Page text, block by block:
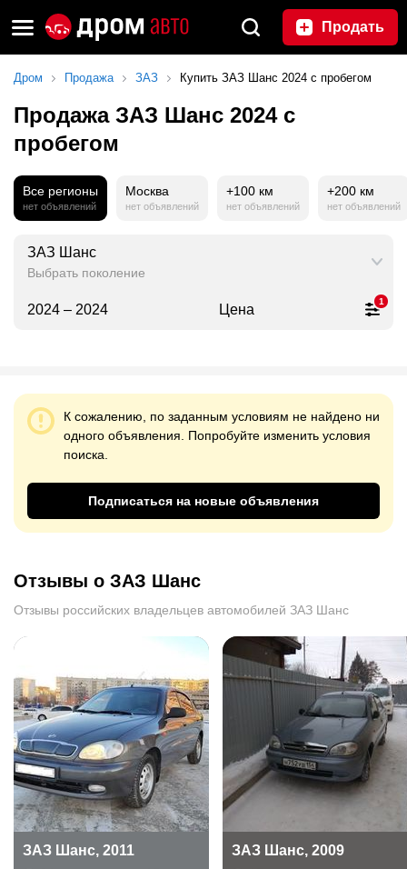
Продать
Дром Продажа ЗАЗ Купить ЗАЗ Шанс 2024 с пробегом
Продажа ЗАЗ Шанс 2024 с
пробегом
Все регионы
нет объявлений
Москва
нет объявлений
+100 км
нет объявлений
+200 км
нет объявлений
ЗАЗ Шанс
Выбрать поколение
2024 – 2024 Цена 1
К сожалению, по заданным условиям не найдено ни
одного объявления. Попробуйте изменить условия
поиска.
Подписаться на новые объявления
Отзывы о ЗАЗ Шанс
Отзывы российских владельцев автомобилей ЗАЗ Шанс
ЗАЗ Шанс, 2011 ЗАЗ Шанс, 2009